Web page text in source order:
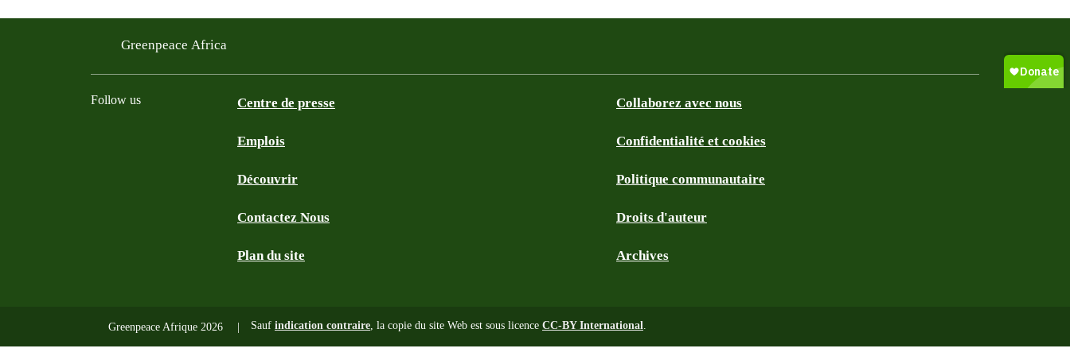
Greenpeace Africa
Follow us Centre de presse
Emplois
Découvrir
Contactez Nous
Plan du site
Collaborez avec nous
Confidentialité et cookies
Politique communautaire
Droits d'auteur
Archives
Greenpeace Afrique 2026 Sauf indication contraire, la copie du site Web est sous licence CC-BY International.